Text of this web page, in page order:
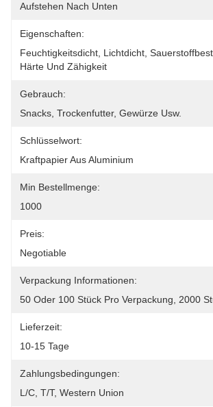
Aufstehen Nach Unten
Eigenschaften:
Feuchtigkeitsdicht, Lichtdicht,
Härte Und Zähigkeit
Gebrauch:
Snacks, Trockenfutter, Gewürze Usw.
Schlüsselwort:
Kraftpapier Aus Aluminium
Min Bestellmenge:
1000
Preis:
Negotiable
Verpackung Informationen:
50 Oder 100 Stück Pro Verpackung, 2000
Lieferzeit:
10-15 Tage
Zahlungsbedingungen:
L/C, T/T, Western Union